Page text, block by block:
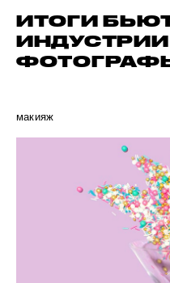
ИТОГИ
макияж